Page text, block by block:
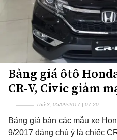
Bảng giá ôtô
CR-V, Civic giảm
Thứ 3, 05/09/2017 | 07:20
Bảng giá bán các mẫu xe
9/2017 đáng chú ý là chiếc